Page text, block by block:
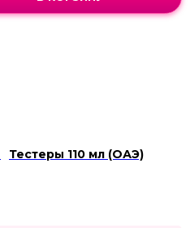
Тестеры 110 мл (ОАЭ)